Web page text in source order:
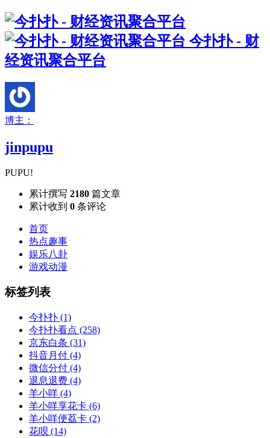
今扑扑 - 财
经资讯聚合平台
博主：
jinpupu
PUPU!
累计撰写 2180 篇文章
累计收到 0 条评论
首页
热点趣事
娱乐八卦
游戏动漫
标签列表
今扑扑 (1)
今扑扑看点 (258)
京东白条 (31)
抖音月付 (4)
微信分付 (4)
退息退费 (4)
羊小咩 (4)
羊小咩享花卡 (6)
羊小咩便荔卡 (2)
花呗 (14)